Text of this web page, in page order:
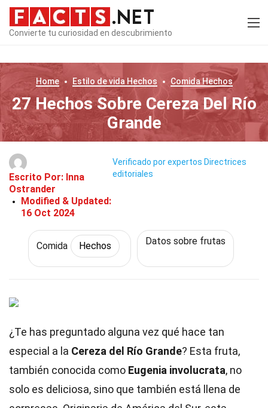
Convierte tu curiosidad en descubrimiento
Home Estilo de vida Hechos ComidaHechos
27 Hechos Sobre Cereza Del Río
Grande
Escrito Por: Inna
Ostrander
Modified & Updated:
16 Oct 2024
Verificado por expertos Directrices
editoriales
Comida Hechos Datos sobre frutas
¿Te has preguntado alguna vez qué hace tan
especial a la Cereza del Río Grande? Esta fruta,
también conocida como Eugenia involucrata, no
solo es deliciosa, sino que también está llena de